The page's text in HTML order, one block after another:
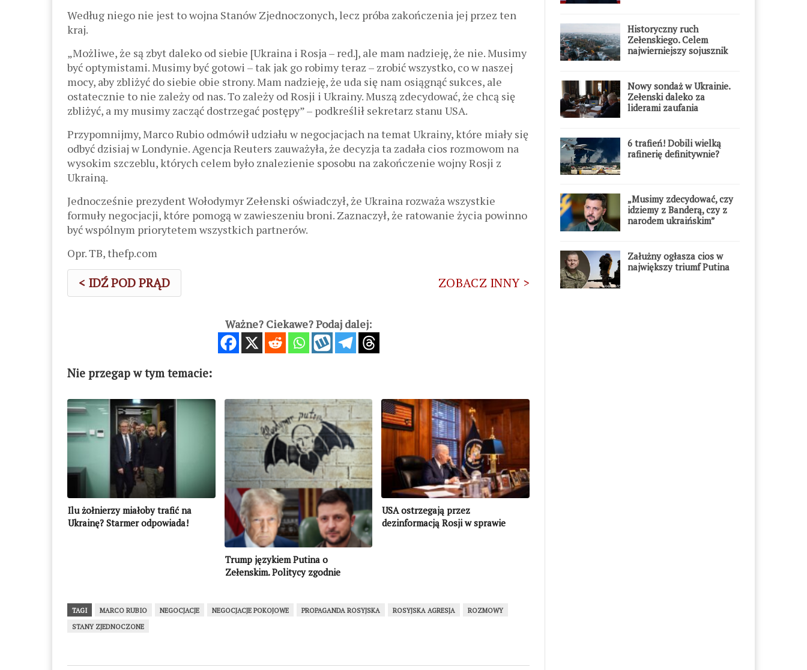
Według niego nie jest to wojna Stanów Zjednoczonych, lecz próba zakończenia jej przez ten
kraj.
„Możliwe, że są zbyt daleko od siebie [Ukraina i Rosja – red.], ale mam nadzieję, że nie. Musimy
być optymistami. Musimy być gotowi – tak jak go robimy teraz – zrobić wszystko, co w naszej
mocy, aby zbliżyć do siebie obie strony. Mam nadzieję, że uda się nam osiągnąć sukces, ale
ostatecznie to nie zależy od nas. To zależy od Rosji i Ukrainy. Muszą zdecydować, że chcą się
zbliżyć, a my musimy zacząć dostrzegać postępy” – podkreślił sekretarz stanu USA.
Przypomnijmy, Marco Rubio odmówił udziału w negocjacjach na temat Ukrainy, które miały się
odbyć dzisiaj w Londynie. Agencja Reuters zauważyła, że ​​decyzja ta zadała cios rozmowom na
wysokim szczeblu, których celem było znalezienie sposobu na zakończenie wojny Rosji z
Ukrainą.
Jednocześnie prezydent Wołodymyr Zełenski oświadczył, że Ukraina rozważa wszystkie
formuły negocjacji, które pomogą w zawieszeniu broni. Zaznaczył, że ratowanie życia powinno
być wspólnym priorytetem wszystkich partnerów.
Opr. TB, thefp.com
< IDŹ POD PRĄD ZOBACZ INNY >
Ważne? Ciekawe? Podaj dalej:
Nie przegap w tym temacie:
Ilu żołnierzy miałoby trafić na
Ukrainę? Starmer odpowiada!
Trump językiem Putina o
Zełenskim. Politycy zgodnie
USA ostrzegają przez
dezinformacją Rosji w sprawie
TAGI MARCO RUBIO NEGOCJACJE NEGOCJACJE POKOJOWE PROPAGANDA ROSYJSKA ROSYJSKA AGRESJA
ROZMOWY
STANY ZJEDNOCZONE
Historyczny ruch
Zełenskiego. Celem
najwierniejszy sojusznik
Nowy sondaż w Ukrainie.
Zełenski daleko za
liderami zaufania
6 trafień! Dobili wielką
rafinerię definitywnie?
„Musimy zdecydować, czy
idziemy z Banderą, czy z
narodem ukraińskim”
Załużny ogłasza cios w
największy triumf Putina